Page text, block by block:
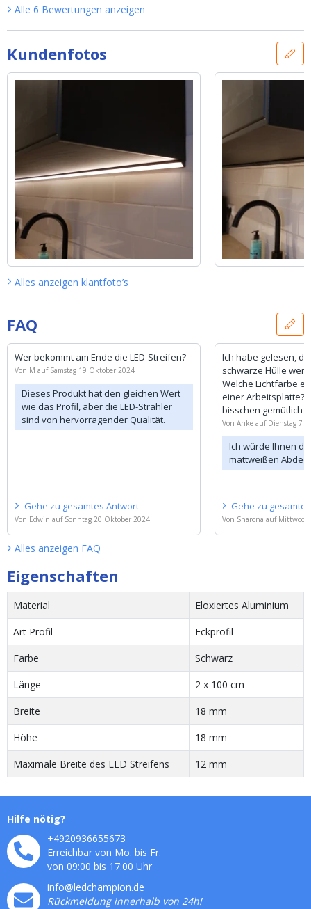
Alle 6 Bewertungen anzeigen
Kundenfotos
Alles anzeigen klantfoto’s
FAQ
Wer bekommt am Ende die LED-Streifen?
Von M auf Samstag 19 Oktober 2024
Dieses Produkt hat den gleichen Wert
wie das Profil, aber die LED-Strahler
sind von hervorragender Qualität.
Gehe zu gesamtes Antwort
Von Edwin auf Sonntag 20 Oktober 2024
Ich habe gelesen,
schwarze Hülle
Welche Lichtfarbe
einer Arbeitsplatte?
bisschen gemütlich
Von Anke auf Dienstag 7
Ich würde Ihnen
mattweißen
Gehe zu gesamtes
Von Sharona auf Mittwoch
Alles anzeigen FAQ
Eigenschaften
Material
Eloxiertes Aluminium
Art Profil
Eckprofil
Farbe
Schwarz
Länge
2 x 100 cm
Breite
18 mm
Höhe
18 mm
Maximale Breite des LED Streifens
12 mm
Hilfe nötig?
+4920936655673
Erreichbar von Mo. bis Fr.
von 09:00 bis 17:00 Uhr
info@ledchampion.de
Rückmeldung innerhalb von 24h!